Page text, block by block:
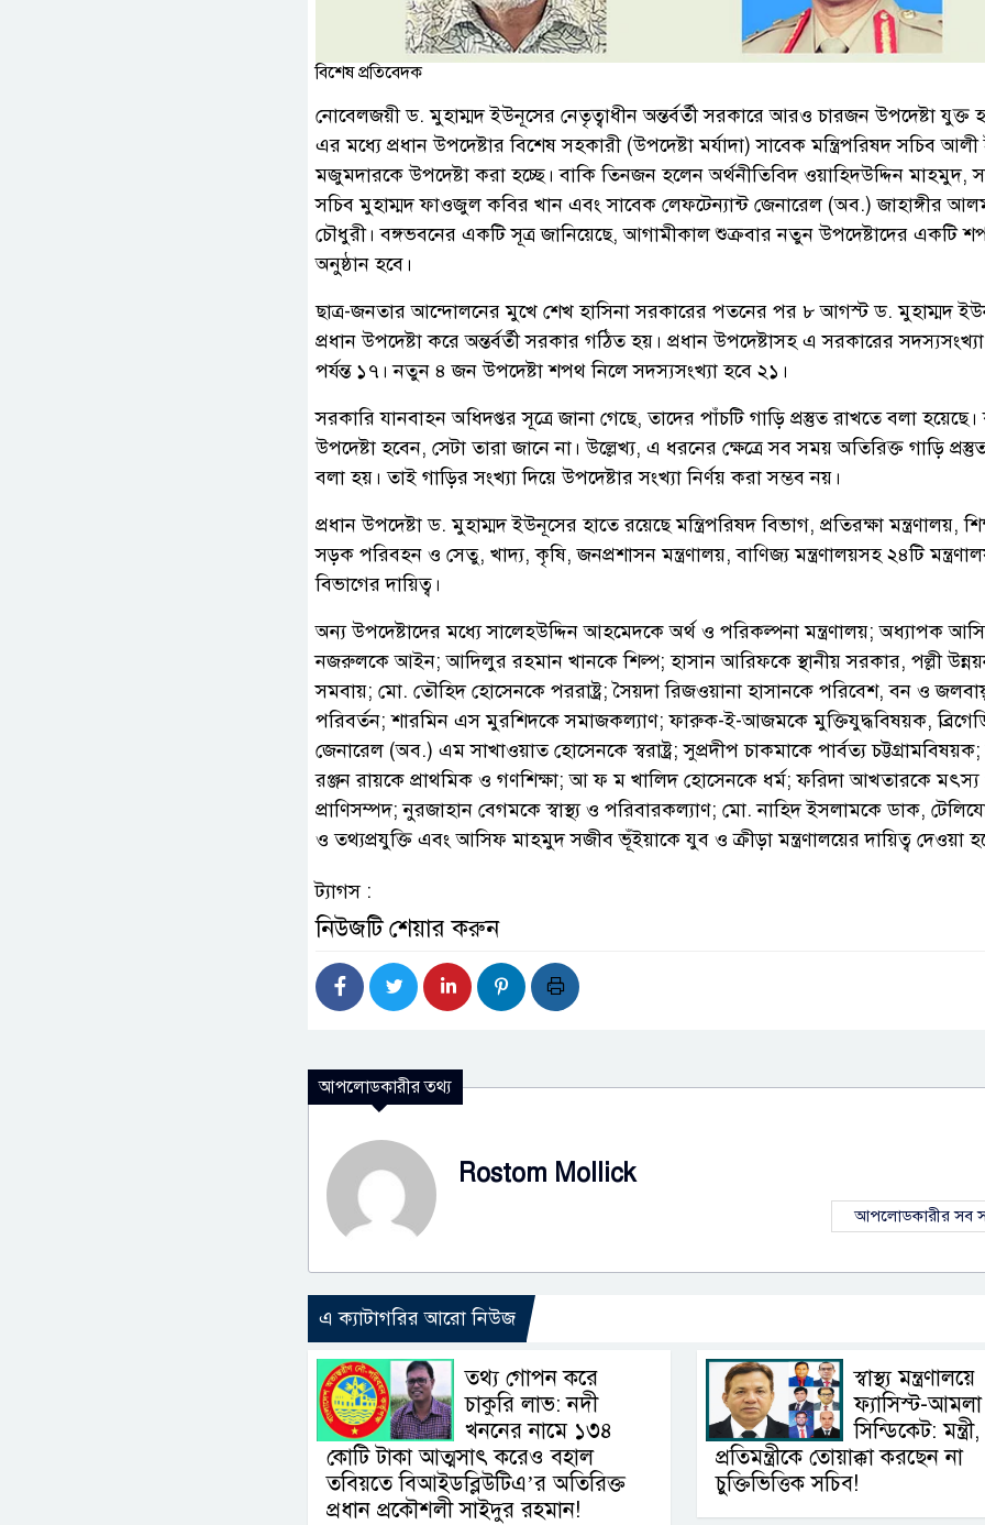
বিশেষ প্রতিবেদক
নোবেলজয়ী ড. মুহাম্মদ ইউনূসের নেতৃত্বাধীন অন্তর্বর্তী সরকারে আরও চারজন উপদেষ্টা যুক্ত
এর মধ্যে প্রধান উপদেষ্টার বিশেষ সহকারী (উপদেষ্টা মর্যাদা) সাবেক মন্ত্রিপরিষদ সচিব
মজুমদারকে উপদেষ্টা করা হচ্ছে। বাকি তিনজন হলেন অর্থনীতিবিদ ওয়াহিদউদ্দিন মাহমুদ,
সচিব মুহাম্মদ ফাওজুল কবির খান এবং সাবেক লেফটেন্যান্ট জেনারেল (অব.) জাহাঙ্গীর
চৌধুরী। বঙ্গভবনের একটি সূত্র জানিয়েছে, আগামীকাল শুক্রবার নতুন উপদেষ্টাদের একটি
অনুষ্ঠান হবে।
ছাত্র-জনতার আন্দোলনের মুখে শেখ হাসিনা সরকারের পতনের পর ৮ আগস্ট ড. মুহাম্মদ
প্রধান উপদেষ্টা করে অন্তর্বর্তী সরকার গঠিত হয়। প্রধান উপদেষ্টাসহ এ সরকারের
পর্যন্ত ১৭। নতুন ৪ জন উপদেষ্টা শপথ নিলে সদস্যসংখ্যা হবে ২১।
সরকারি যানবাহন অধিদপ্তর সূত্রে জানা গেছে, তাদের পাঁচটি গাড়ি প্রস্তুত রাখতে বলা
উপদেষ্টা হবেন, সেটা তারা জানে না। উল্লেখ্য, এ ধরনের ক্ষেত্রে সব সময় অতিরিক্ত গাড়ি
বলা হয়। তাই গাড়ির সংখ্যা দিয়ে উপদেষ্টার সংখ্যা নির্ণয় করা সম্ভব নয়।
প্রধান উপদেষ্টা ড. মুহাম্মদ ইউনূসের হাতে রয়েছে মন্ত্রিপরিষদ বিভাগ, প্রতিরক্ষা মন্ত্রণালয়,
সড়ক পরিবহন ও সেতু, খাদ্য, কৃষি, জনপ্রশাসন মন্ত্রণালয়, বাণিজ্য মন্ত্রণালয়সহ ২৪টি
বিভাগের দায়িত্ব।
অন্য উপদেষ্টাদের মধ্যে সালেহউদ্দিন আহমেদকে অর্থ ও পরিকল্পনা মন্ত্রণালয়; অধ্যাপক
নজরুলকে আইন; আদিলুর রহমান খানকে শিল্প; হাসান আরিফকে স্থানীয় সরকার, পল্লী
সমবায়; মো. তৌহিদ হোসেনকে পররাষ্ট্র; সৈয়দা রিজওয়ানা হাসানকে পরিবেশ, বন ও
পরিবর্তন; শারমিন এস মুরশিদকে সমাজকল্যাণ; ফারুক-ই-আজমকে মুক্তিযুদ্ধবিষয়ক,
জেনারেল (অব.) এম সাখাওয়াত হোসেনকে স্বরাষ্ট্র; সুপ্রদীপ চাকমাকে পার্বত্য চট্টগ্রামবিষয়ক;
রঞ্জন রায়কে প্রাথমিক ও গণশিক্ষা; আ ফ ম খালিদ হোসেনকে ধর্ম; ফরিদা আখতারকে
প্রাণিসম্পদ; নুরজাহান বেগমকে স্বাস্থ্য ও পরিবারকল্যাণ; মো. নাহিদ ইসলামকে ডাক,
ও তথ্যপ্রযুক্তি এবং আসিফ মাহমুদ সজীব ভূঁইয়াকে যুব ও ক্রীড়া মন্ত্রণালয়ের দায়িত্ব দেওয়া
ট্যাগস :
নিউজটি শেয়ার করুন
আপলোডকারীর তথ্য
Rostom Mollick
আপলোডকারীর সব
এ ক্যাটাগরির আরো নিউজ
তথ্য গোপন করে
চাকুরি লাভ: নদী
খননের নামে ১৩৪
কোটি টাকা আত্মসাৎ করেও বহাল
তবিয়তে বিআইডব্লিউটিএ’র অতিরিক্ত
প্রধান প্রকৌশলী সাইদুর রহমান!
স্বাস্থ্য মন্ত্রণালয়ে
ফ্যাসিস্ট-আমলা
সিন্ডিকেট: মন্ত্রী,
প্রতিমন্ত্রীকে তোয়াক্কা করছেন না
চুক্তিভিত্তিক সচিব!